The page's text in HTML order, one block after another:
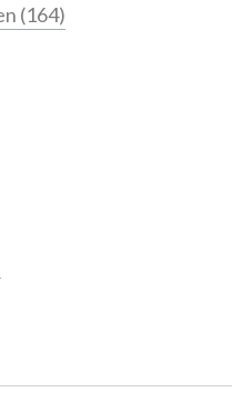
(164)